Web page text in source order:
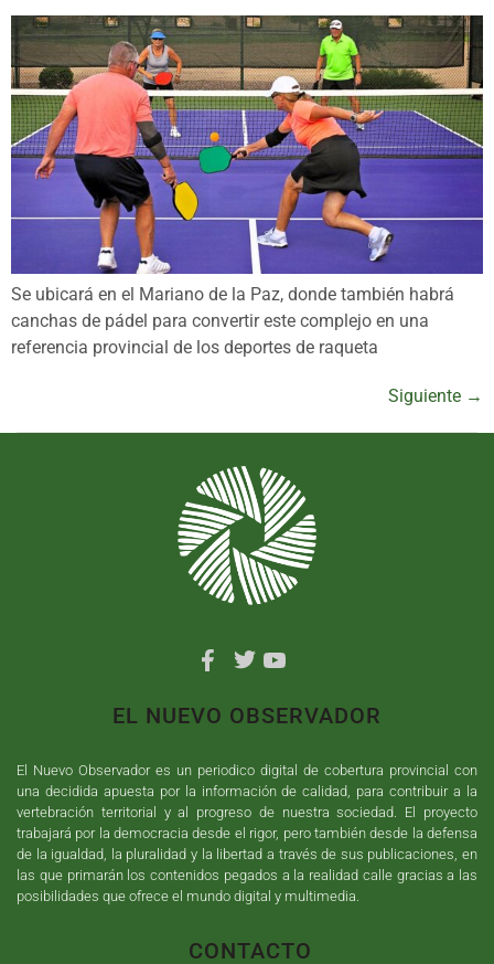
Se ubicará en el Mariano de la Paz, donde también habrá
canchas de pádel para convertir este complejo en una
referencia provincial de los deportes de raqueta
Siguiente →
EL NUEVO OBSERVADOR
El Nuevo Observador es un periodico digital de cobertura provincial con
una decidida apuesta por la información de calidad, para contribuir a la
vertebración territorial y al progreso de nuestra sociedad. El proyecto
trabajará por la democracia desde el rigor, pero también desde la defensa
de la igualdad, la pluralidad y la libertad a través de sus publicaciones, en
las que primarán los contenidos pegados a la realidad calle gracias a las
posibilidades que ofrece el mundo digital y multimedia.
CONTACTO